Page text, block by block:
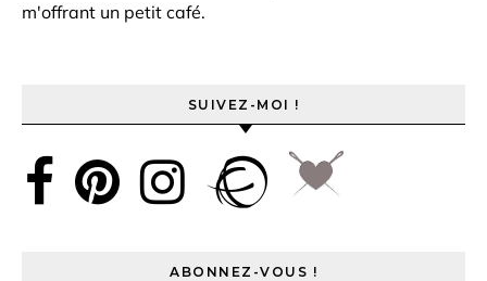
m'offrant un petit café.
SUIVEZ-MOI !
ABONNEZ-VOUS !